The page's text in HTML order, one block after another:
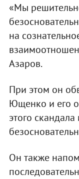
«Мы
на
Азаров.
При этом он
Ющенко и его
этого скандала
Он также